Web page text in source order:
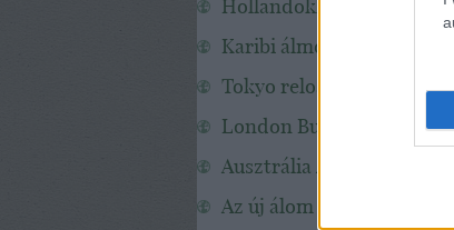
Karibi álmok
Tokyo reloaded
London Budapest Metro
Ausztrália A-tól Z-ig
Az új álom